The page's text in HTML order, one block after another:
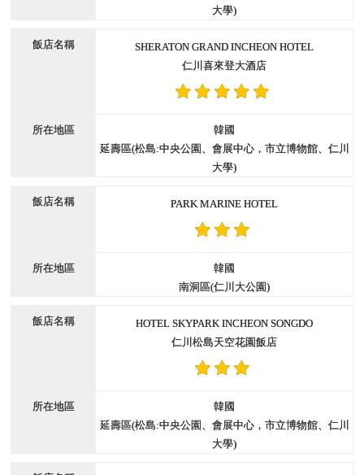
大學)
SHERATON GRAND INCHEON HOTEL
仁川喜來登大酒店
韓國
延壽區(松島:中央公園、會展中心，市立博物館、仁川
大學)
PARK MARINE HOTEL
韓國
南洞區(仁川大公園)
HOTEL SKYPARK INCHEON SONGDO
仁川松島天空花園飯店
韓國
延壽區(松島:中央公園、會展中心，市立博物館、仁川
大學)